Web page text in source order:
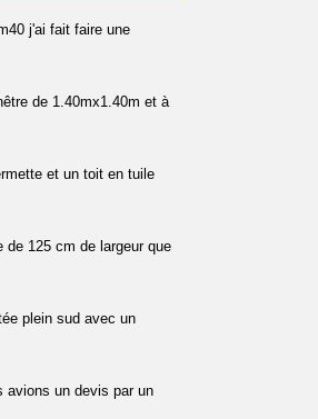
j'ai fait faire une
de 1.40mx1.40m et à
et un toit en tuile
de 125 cm de largeur que
plein sud avec un
avions un devis par un